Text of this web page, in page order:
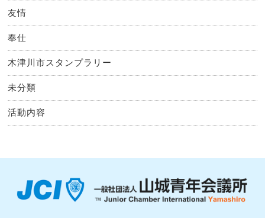
友情
奉仕
木津川市スタンプラリー
未分類
活動内容